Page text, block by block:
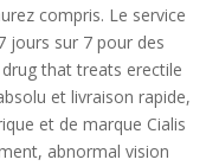
compris. Le service
jours sur 7 pour des
that treats erectile
et livraison rapide,
et de marque Cialis
abnormal vision